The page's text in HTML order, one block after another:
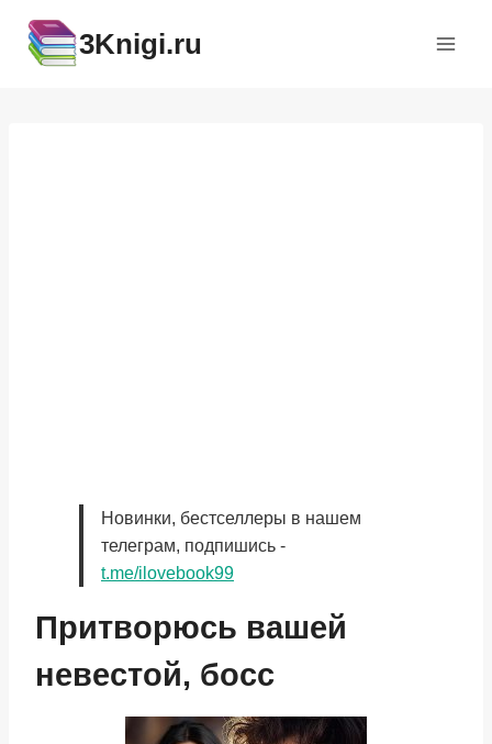
содержимому
3Knigi.ru
Новинки, бестселлеры в нашем
телеграм, подпишись -
t.me/ilovebook99
Притворюсь вашей
невестой, босс